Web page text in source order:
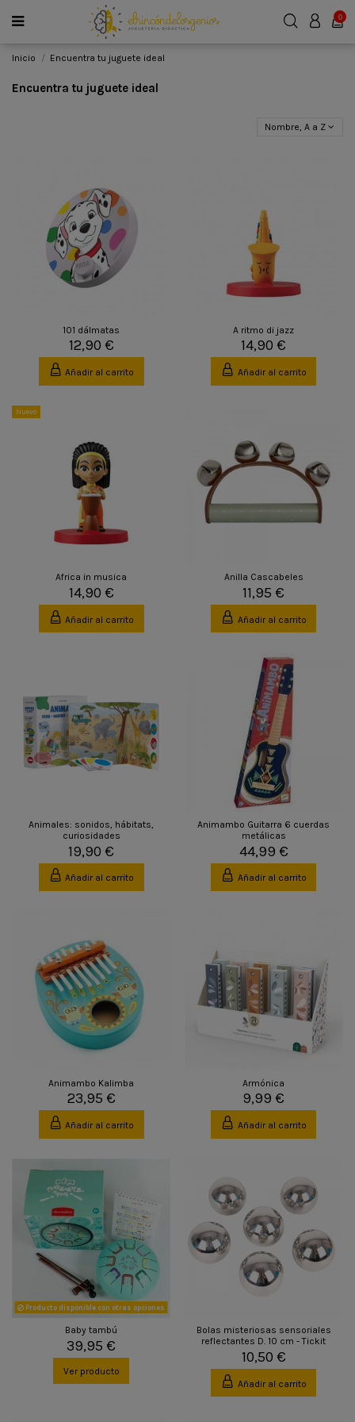
0
Inicio Encuentra tu juguete ideal
Encuentra tu juguete ideal
Nombre, A a Z
101 dálmatas
12,90 €
Añadir al carrito
A ritmo di jazz
14,90 €
Añadir al carrito
Nuevo
Africa in musica
14,90 €
Añadir al carrito
Anilla Cascabeles
11,95 €
Añadir al carrito
Animales: sonidos, hábitats,
curiosidades
19,90 €
Añadir al carrito
Animambo Guitarra 6 cuerdas
metálicas
44,99 €
Añadir al carrito
Animambo Kalimba
23,95 €
Añadir al carrito
Armónica
9,99 €
Añadir al carrito
Producto disponible con otras opciones
Baby tambú
39,95 €
Ver producto
Bolas misteriosas sensoriales
reflectantes D. 10 cm - Tickit
10,50 €
Añadir al carrito